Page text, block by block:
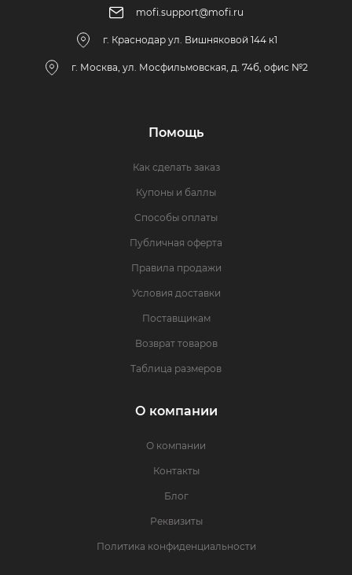
mofi.support@mofi.ru
г. Краснодар ул. Вишняковой 144 к1
г. Москва, ул. Мосфильмовская, д. 74б, офис №2
Помощь
Как сделать заказ
Купоны и баллы
Способы оплаты
Публичная оферта
Правила продажи
Условия доставки
Поставщикам
Возврат товаров
Таблица размеров
О компании
О компании
Контакты
Блог
Реквизиты
Политика конфиденциальности